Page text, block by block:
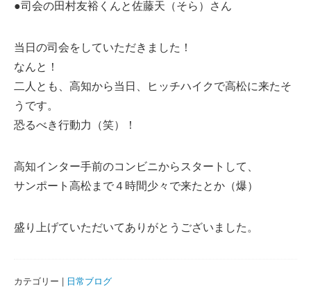
●司会の田村友裕くんと佐藤天（そら）さん
当日の司会をしていただきました！
なんと！
二人とも、高知から当日、ヒッチハイクで高松に来たそ
うです。
恐るべき行動力（笑）！
高知インター手前のコンビニからスタートして、
サンポート高松まで４時間少々で来たとか（爆）
盛り上げていただいてありがとうございました。
カテゴリー | 日常ブログ